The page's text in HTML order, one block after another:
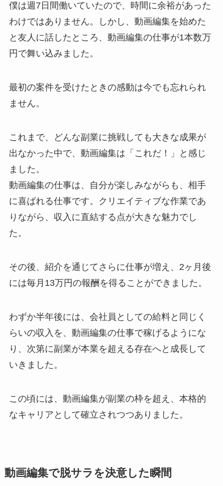
僕は週7日間働いていたので、時間に余裕があった
わけではありません。しかし、動画編集を始めた
と友人に話したところ、動画編集の仕事が1本数万
円で舞い込みました。
最初の案件を受けたときの感動は今でも忘れられ
ません。
これまで、どんな副業に挑戦しても大きな成果が
出なかった中で、動画編集は「これだ！」と感じ
ました。
動画編集の仕事は、自分が楽しみながらも、相手
に喜ばれる仕事です。クリエイティブな作業であ
りながら、収入に直結する点が大きな魅力でし
た。
その後、紹介を通じてさらに仕事が増え、2ヶ月後
には毎月13万円の報酬を得ることができました。
わずか半年後には、会社員としての給料と同じく
らいの収入を、動画編集の仕事で稼げるようにな
り、次第に副業が本業を超える存在へと成長して
いきました。
この頃には、動画編集が副業の枠を超え、本格的
なキャリアとして確立されつつありました。
動画編集で脱サラを決意した瞬間